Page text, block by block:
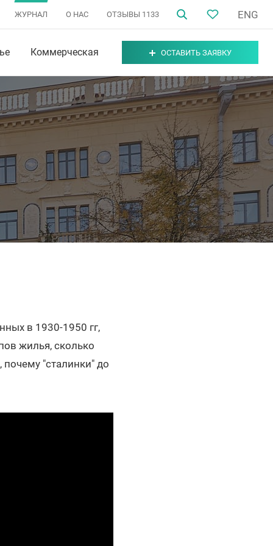
ЖУРНАЛ О НАС ОТЗЫВЫ 1133 ENG
Коммерческая ОСТАВИТЬ ЗАЯВКУ
в 1930-1950 гг,
жилья, сколько
почему "сталинки" до